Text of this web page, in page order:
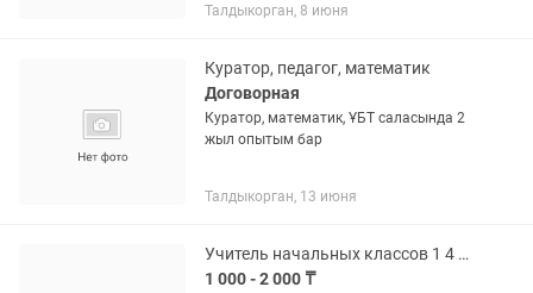
комфортно учиться. Занятия проходят
Талдыкорган, 8 июня
Куратор, педагог, математик
Договорная
Куратор, математик, ҰБТ саласында 2
жыл опытым бар
Талдыкорган, 13 июня
Учитель начальных классов 1 4 классов выполнение домашних заданий
1 000 - 2 000 ₸